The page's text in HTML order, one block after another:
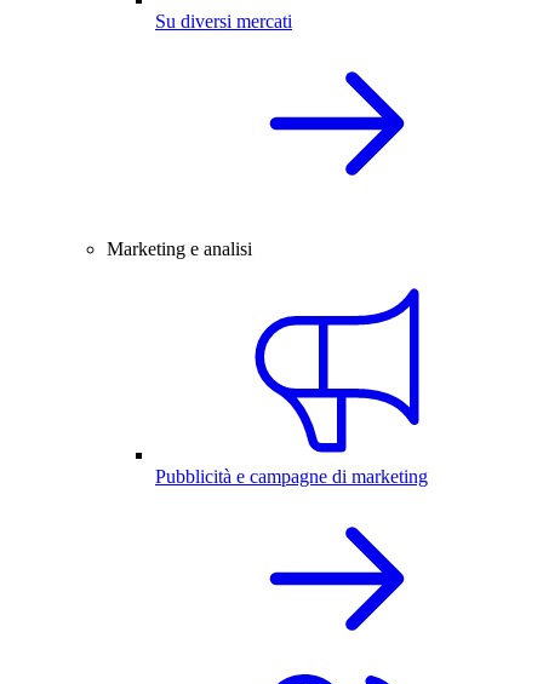
Su diversi mercati
Marketing e analisi
Pubblicità e campagne di marketing